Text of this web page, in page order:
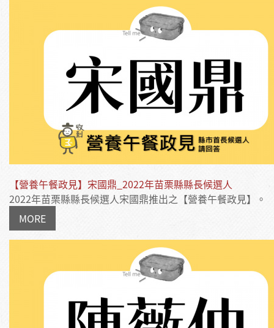
【營養午餐政見】宋國鼎_2022年苗栗縣縣長候選人
2022年苗栗縣縣長候選人宋國鼎推出之【營養午餐政見】。
MORE